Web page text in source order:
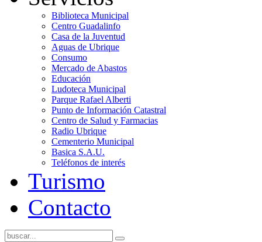
Biblioteca Municipal
Centro Guadalinfo
Casa de la Juventud
Aguas de Ubrique
Consumo
Mercado de Abastos
Educación
Ludoteca Municipal
Parque Rafael Alberti
Punto de Información Catastral
Centro de Salud y Farmacias
Radio Ubrique
Cementerio Municipal
Basica S.A.U.
Teléfonos de interés
Turismo
Contacto